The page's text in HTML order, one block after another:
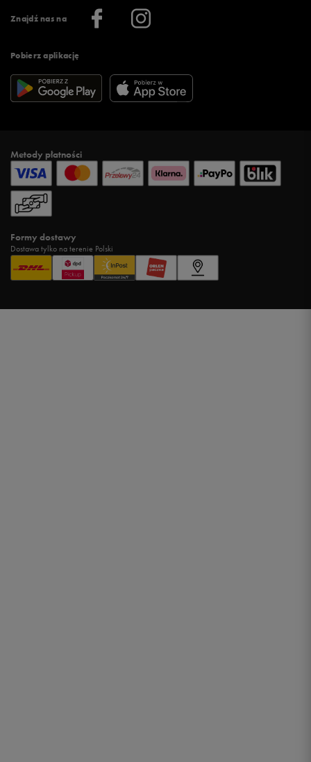
Znajdź nas na
Pobierz aplikację
Więcej regulaminów >
Informacje o firmie
Metody płatności
Formy dostawy
Dostawa tylko na terenie Polski